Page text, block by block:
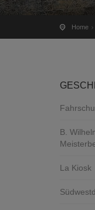
Home
B.
La Kiosk